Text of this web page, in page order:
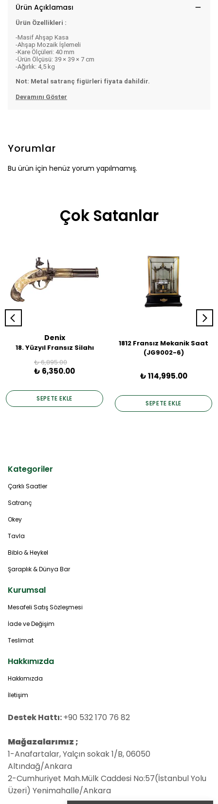
Ürün Açıklaması
Ürün Özellikleri :
-Masif Ahşap Kasa
-Ahşap Mozaik İşlemeli
-Kare Ölçüleri: 40 mm
-Ürün Ölçüsü: 39 × 39 × 7 cm
-Ağırlık: 4,5 kg
Not: Metal satranç figürleri fiyata dahildir.
Devamını Göster
Yorumlar
Bu ürün için henüz yorum yapılmamış.
Çok Satanlar
Denix
18. Yüzyıl Fransız Silahı
₺ 6,895.00
₺ 6,350.00
SEPETE EKLE
1812 Fransız Mekanik Saat
(JG9002-6)
₺ 114,995.00
SEPETE EKLE
Kategoriler
Çarklı Saatler
Satranç
Okey
Tavla
Biblo & Heykel
Şaraplık & Dünya Bar
Kurumsal
Mesafeli Satış Sözleşmesi
İade ve Değişim
Teslimat
Hakkımızda
Hakkımızda
İletişim
Destek Hattı:+90 532 170 76 82
Mağazalarımız ;
1-Anafartalar, Yalçın sokak 1/B, 06050
Altındağ/Ankara
2-Cumhuriyet Mah.Mülk Caddesi No:57(İstanbul Yolu
Üzeri) Yenimahalle/Ankara